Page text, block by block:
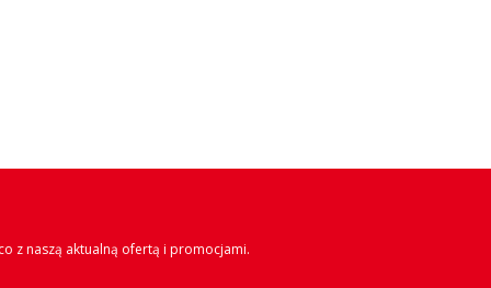
z naszą aktualną ofertą i promocjami.